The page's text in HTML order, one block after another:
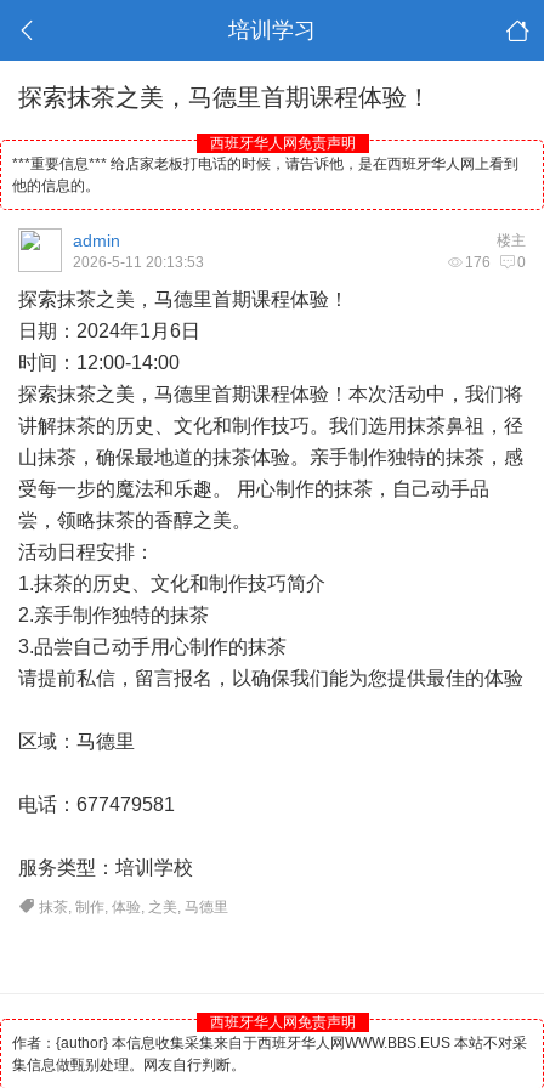
培训学习
探索抹茶之美，马德里首期课程体验！
西班牙华人网免责声明
***重要信息*** 给店家老板打电话的时候，请告诉他，是在西班牙华人网上看到
他的信息的。
楼主
admin
176 0
2026-5-11 20:13:53
探索抹茶之美， 马德里首期课程体验！
日期：2024年1月6日
时间：12:00-14:00
探索抹茶之美，马德里首期课程体验！本次活动中，我们将
讲解抹茶的历史、文化和制作技巧。我们选用抹茶鼻祖，径
山抹茶，确保最地道的抹茶体验。亲手制作独特的抹茶，感
受每一步的魔法和乐趣。 用心制作的抹茶，自己动手品
尝，领略抹茶的香醇之美。
活动日程安排：
1.抹茶的历史、文化和制作技巧简介
2.亲手制作独特的抹茶
3.品尝自己动手用心制作的抹茶
请提前私信，留言报名，以确保我们能为您提供最佳的体验
区域：马德里
电话：677479581
服务类型：培训学校
抹茶,制作,体验, 之美,马德里
西班牙华人网免责声明
作者：{author} 本信息收集采集来自于西班牙华人网WWW.BBS.EUS 本站不对采
集信息做甄别处理。网友自行判断。